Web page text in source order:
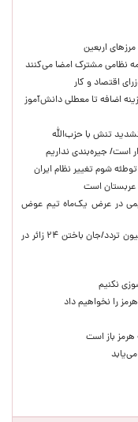
اربعین
نظامی مشترک امضا می‌کنند
اقتصاد و کار
اضافه تا معطلی دانش‌آموز
تنش با حزب‌الله
است/ جیره‌بندی نداریم
شوم تغییر نظام ایران
عربستان است
در عرض یک‌ماه تیم عوض
پایان طرح ترافیکی اربعین پلیس با ثبت ۶۷ میلیون تردد/جان باختن ۲۴ زائر در
نکنیم
را نخواهیم داد
باز است